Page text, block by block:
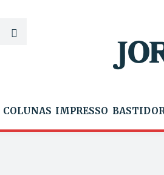
COLUNAS IMPRESSO